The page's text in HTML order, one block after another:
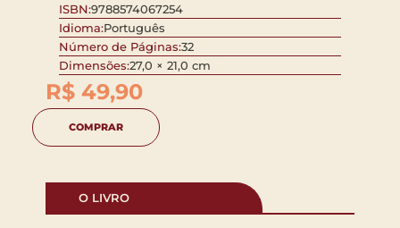
ISBN:9788574067254
Idioma:Português
Número de Páginas:32
Dimensões:27,0 × 21,0 cm
R$ 49,90
COMPRAR
O LIVRO